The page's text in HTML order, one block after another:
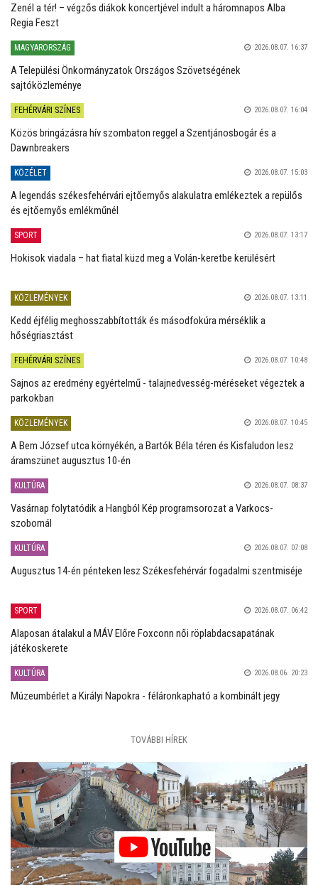
Zenél a tér! – végzős diákok koncertjével indult a háromnapos Alba
Regia Feszt
MAGYARORSZÁG 2026.08.07. 16:37
A Települési Önkormányzatok Országos Szövetségének
sajtóközleménye
FEHÉRVÁRI SZÍNES 2026.08.07. 16:04
Közös bringázásra hív szombaton reggel a Szentjánosbogár és a
Dawnbreakers
KÖZÉLET 2026.08.07. 15:03
A legendás székesfehérvári ejtőernyős alakulatra emlékeztek a repülős
és ejtőernyős emlékműnél
SPORT 2026.08.07. 13:17
Hokisok viadala – hat fiatal küzd meg a Volán-keretbe kerülésért
KÖZLEMÉNYEK 2026.08.07. 13:11
Kedd éjfélig meghosszabbították és másodfokúra mérséklik a
hőségriasztást
FEHÉRVÁRI SZÍNES 2026.08.07. 10:48
Sajnos az eredmény egyértelmű - talajnedvesség-méréseket végeztek a
parkokban
KÖZLEMÉNYEK 2026.08.07. 10:45
A Bem József utca környékén, a Bartók Béla téren és Kisfaludon lesz
áramszünet augusztus 10-én
KULTÚRA 2026.08.07. 08:37
Vasárnap folytatódik a Hangból Kép programsorozat a Varkocs-
szobornál
KULTÚRA 2026.08.07. 07:08
Augusztus 14-én pénteken lesz Székesfehérvár fogadalmi szentmiséje
SPORT 2026.08.07. 06:42
Alaposan átalakul a MÁV Előre Foxconn női röplabdacsapatának
játékoskerete
KULTÚRA 2026.08.06. 20:23
Múzeumbérlet a Királyi Napokra - féláronkapható a kombinált jegy
TOVÁBBI HÍREK